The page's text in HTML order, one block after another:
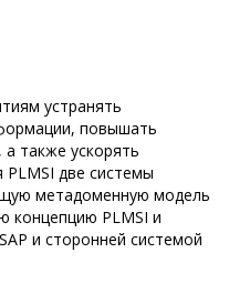
устранять
повышать
также ускорять
PLMSI две системы
метадоменную модель
концепцию PLMSI и
и сторонней системой